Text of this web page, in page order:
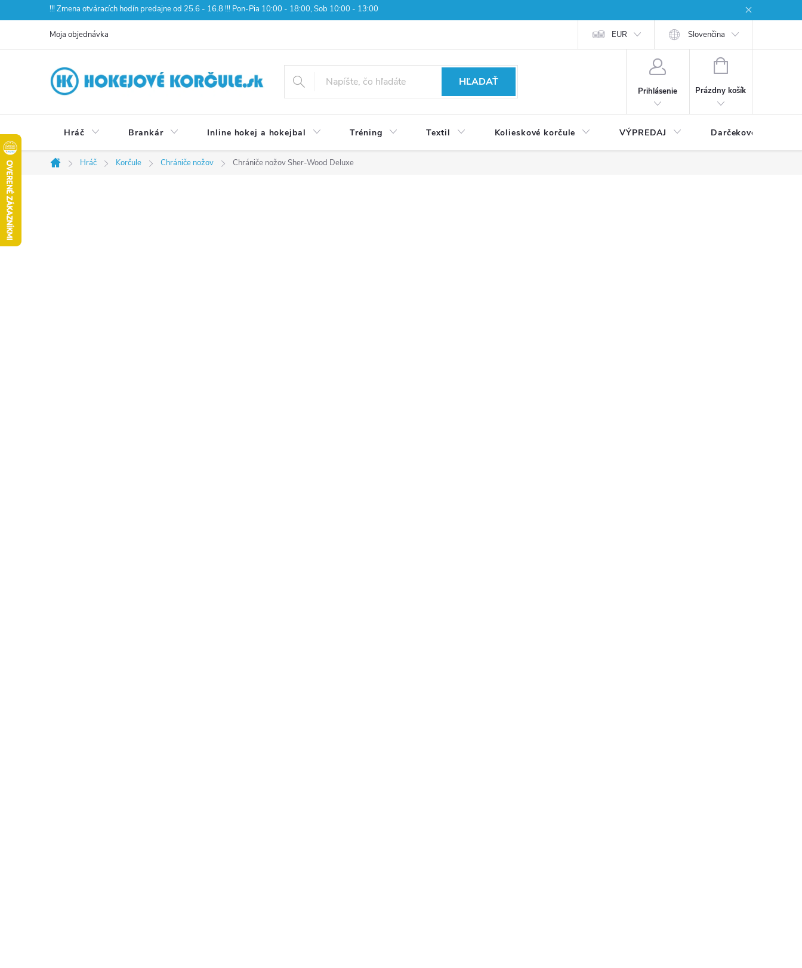
na
!!! Zmena otváracích hodín predajne od 25.6 - 16.8 !!! Pon-Pia 10:00 - 18:00, Sob 10:00 - 13:00
Moja objednávka EUR Slovenčina
HĽADAŤ
Prihlásenie
NÁKUPNÝ
Prázdny košík
Hráč Brankár Inline hokej a hokejbal Tréning Textil Kolieskové korčule VÝPREDAJ Darčekové poukážky
Domov
Hráč Korčule Chrániče nožov Chrániče nožov Sher-Wood Deluxe